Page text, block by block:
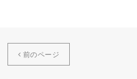
前のページ